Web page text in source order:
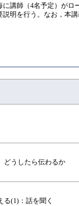
講師（4名予定）が
明を行う。なお，本
どうしたら伝わるか
る(1)：話を聞く